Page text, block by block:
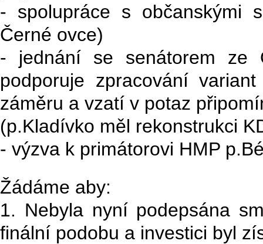
- spolupráce s občanskými
Černé ovce)
- jednání se senátorem ze
podporuje zpracování
záměru a vzatí v potaz
(p.Kladívko měl rekonstrukci
- výzva k primátorovi HMP
Žádáme aby:
1. Nebyla nyní podepsána
finální podobu a investici byl